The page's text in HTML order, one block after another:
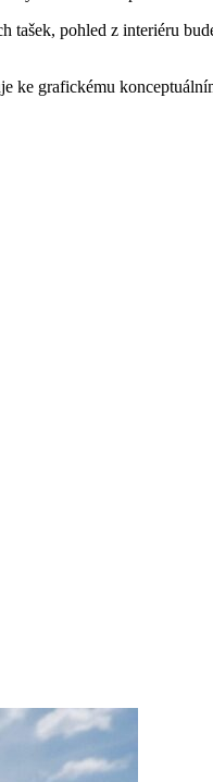
tašek, pohled z interiéru
ke grafickému